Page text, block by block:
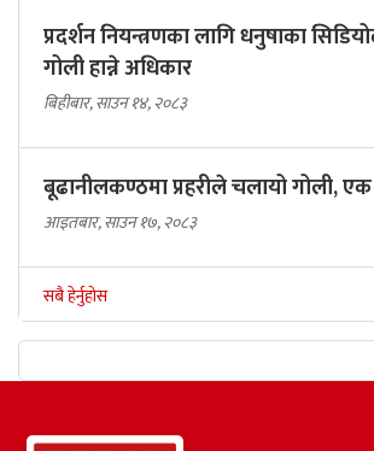
प्रदर्शन नियन्त्रणका लागि धनुषाका
गोली हान्ने अधिकार
बिहीबार, साउन १४, २०८३
बूढानीलकण्ठमा प्रहरीले चलायो गोली,
आइतबार, साउन १७, २०८३
सबै हेर्नुहोस